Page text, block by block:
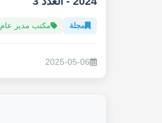
مجلة مكتب مدير عام
2025-05-06